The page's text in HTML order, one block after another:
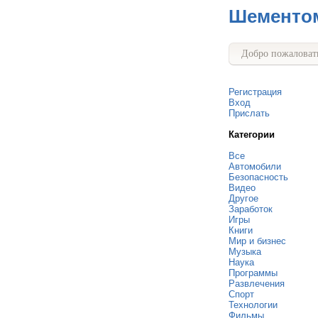
Добро
Регистрация
Вход
Прислать
Категории
Все
Автомобили
Безопасность
Видео
Другое
Заработок
Игры
Книги
Мир и бизнес
Музыка
Наука
Программы
Развлечения
Спорт
Технологии
Фильмы